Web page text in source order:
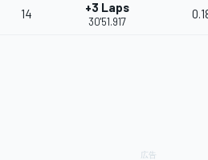
14 +3 Laps
30'51.917